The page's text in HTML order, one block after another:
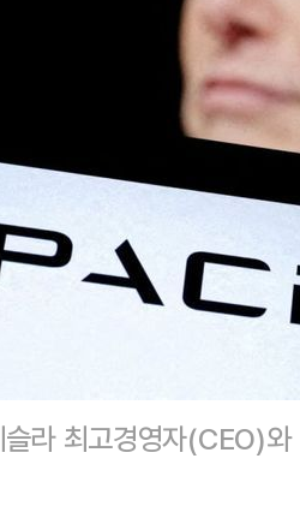
슬라 최고경영자(CEO)